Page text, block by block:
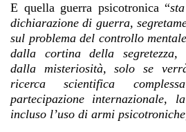
E quella guerra psicotronica “
dichiarazione di guerra,
sul problema del controllo
dalla cortina della segretezza,
dalla misteriosità, solo se
ricerca scientifica
partecipazione internazionale,
incluso l’uso di armi